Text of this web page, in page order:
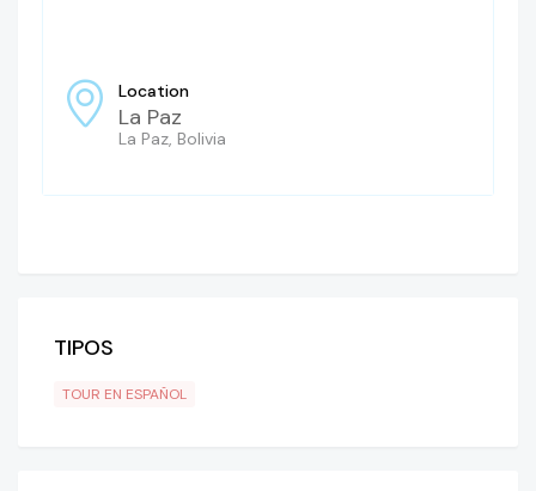
Location
La Paz
La Paz, Bolivia
TIPOS
TOUR EN ESPAÑOL